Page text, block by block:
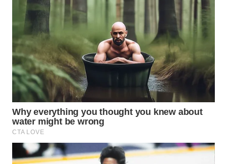
WAHANA
WAHANA
UMKM
WAHANA
SELEB
WAHANA
PERSONA